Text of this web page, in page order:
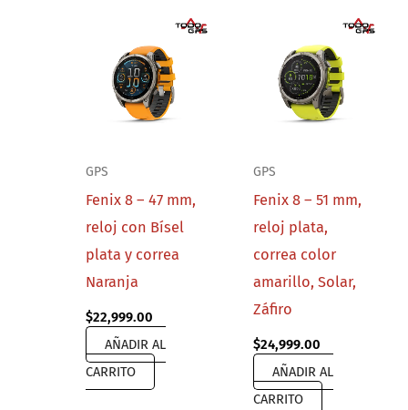
GPS
Fenix 8 – 47 mm,
reloj con Bísel
plata y correa
Naranja
$22,999.00
AÑADIR AL
CARRITO
GPS
Fenix 8 – 51 mm,
reloj plata,
correa color
amarillo, Solar,
Záfiro
$24,999.00
AÑADIR AL
CARRITO